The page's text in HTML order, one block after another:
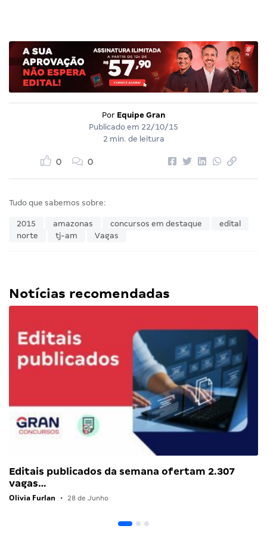
Por Equipe Gran
Publicado em 22/10/15
2 min. de leitura
0 0
Tudo que sabemos sobre:
2015 amazonas concursos em destaque
edital
norte
tj-am Vagas
Notícias recomendadas
Editais publicados da semana ofertam 2.307
vagas…
Olivia Furlan • 28 de Junho